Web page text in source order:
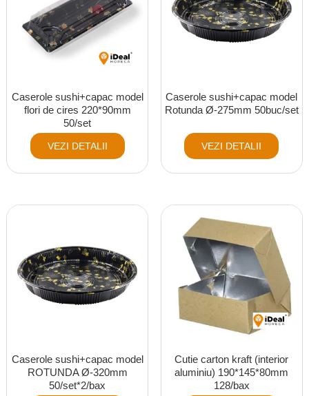
Caserole sushi+capac model
flori de cires 220*90mm
50/set
VEZI DETALII
Caserole sushi+capac model
Rotunda Ø-275mm 50buc/set
VEZI DETALII
Caserole sushi+capac model
ROTUNDA Ø-320mm
50/set*2/bax
Cutie carton kraft (interior
aluminiu) 190*145*80mm
128/bax